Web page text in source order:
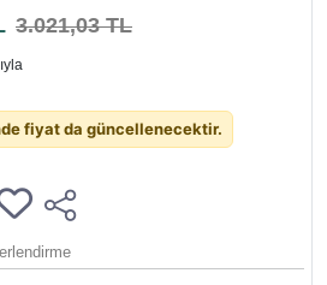
3.021,03 TL
fiyat da güncellenecektir.